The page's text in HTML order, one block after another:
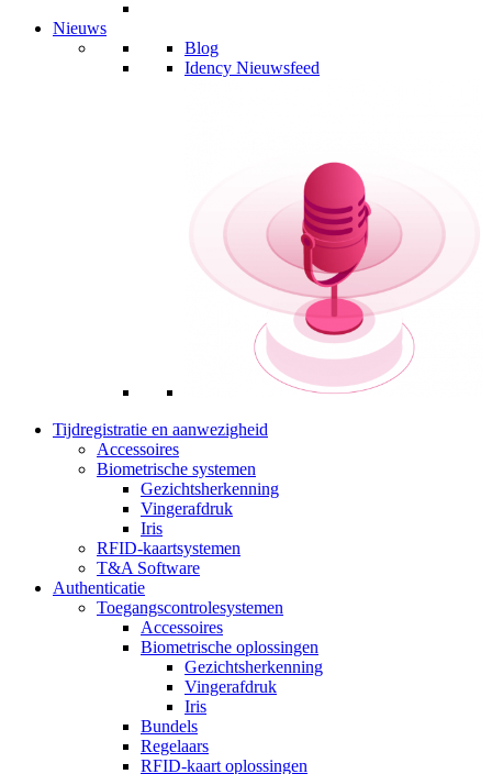
Nieuws
Blog
Idency Nieuwsfeed
Tijdregistratie en aanwezigheid
Accessoires
Biometrische systemen
Gezichtsherkenning
Vingerafdruk
Iris
RFID-kaartsystemen
T&A Software
Authenticatie
Toegangscontrolesystemen
Accessoires
Biometrische oplossingen
Gezichtsherkenning
Vingerafdruk
Iris
Bundels
Regelaars
RFID-kaart oplossingen